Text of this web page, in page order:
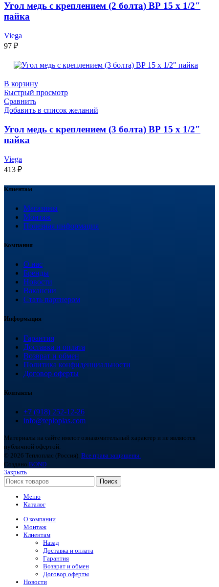
Угол медь с креплением (2 болта) ВР 15 х 1/2″
пайка
Viega
97 ₽
В корзину
Быстрый просмотр
Сравнить
Добавить в список желаний
Угол медь с креплением (3 болта) ВР 15 х 1/2″
пайка
Viega
413 ₽
Клиентам
Магазины
Монтаж
Полезная информация
Компания
О нас
Бренды
Новости
Вакансии
Стать партнером
Информация
Гарантия
Доставка и оплата
Возврат и обмен
Политика конфиденциальности
Договор оферты
Контакты
+7 (918) 252-12-26
info@teploplas.com
Материалы на сайте имеют ознакомительный характер и не являются
публичной офертой.
© 2026 Теплоплас (Россия). Все права защищены.
Создано BOND
Закрыть
Поиск
Меню
Каталог
О компании
Монтаж
Клиентам
Назад
Доставка и оплата
Гарантия
Возврат и обмен
Договор оферты
Новости